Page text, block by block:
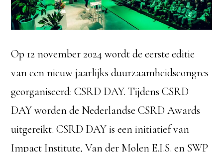
Op 12 november 2024 wordt de eerste editie
van een nieuw jaarlijks duurzaamheidscongres
georganiseerd: CSRD DAY. Tijdens CSRD
DAY worden de Nederlandse CSRD Awards
uitgereikt. CSRD DAY is een initiatief van
Impact Institute, Van der Molen E.I.S. en SWP